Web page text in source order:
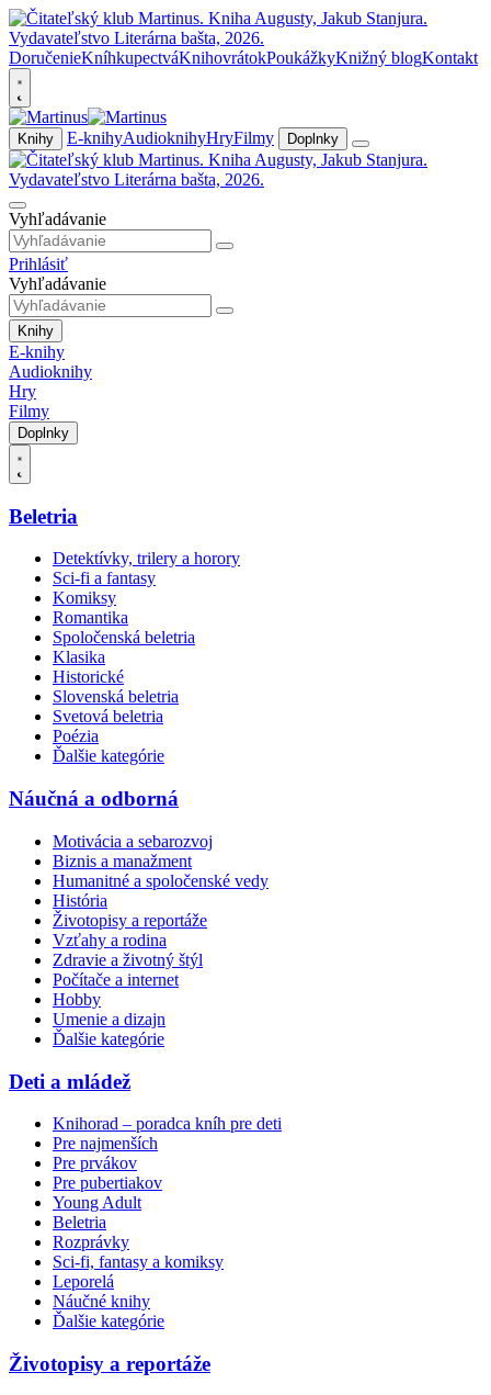
DoručenieKníhkupectváKnihovrátokPoukážkyKnižný blogKontakt
Knihy E-knihyAudioknihyHryFilmy Doplnky
Vyhľadávanie
Prihlásiť
Vyhľadávanie
Knihy
E-knihy
Audioknihy
Hry
Filmy
Doplnky
Beletria
Detektívky, trilery a horory
Sci-fi a fantasy
Komiksy
Romantika
Spoločenská beletria
Klasika
Historické
Slovenská beletria
Svetová beletria
Poézia
Ďalšie kategórie
Náučná a odborná
Motivácia a sebarozvoj
Biznis a manažment
Humanitné a spoločenské vedy
História
Životopisy a reportáže
Vzťahy a rodina
Zdravie a životný štýl
Počítače a internet
Hobby
Umenie a dizajn
Ďalšie kategórie
Deti a mládež
Knihorad – poradca kníh pre deti
Pre najmenších
Pre prvákov
Pre pubertiakov
Young Adult
Beletria
Rozprávky
Sci-fi, fantasy a komiksy
Leporelá
Náučné knihy
Ďalšie kategórie
Životopisy a reportáže